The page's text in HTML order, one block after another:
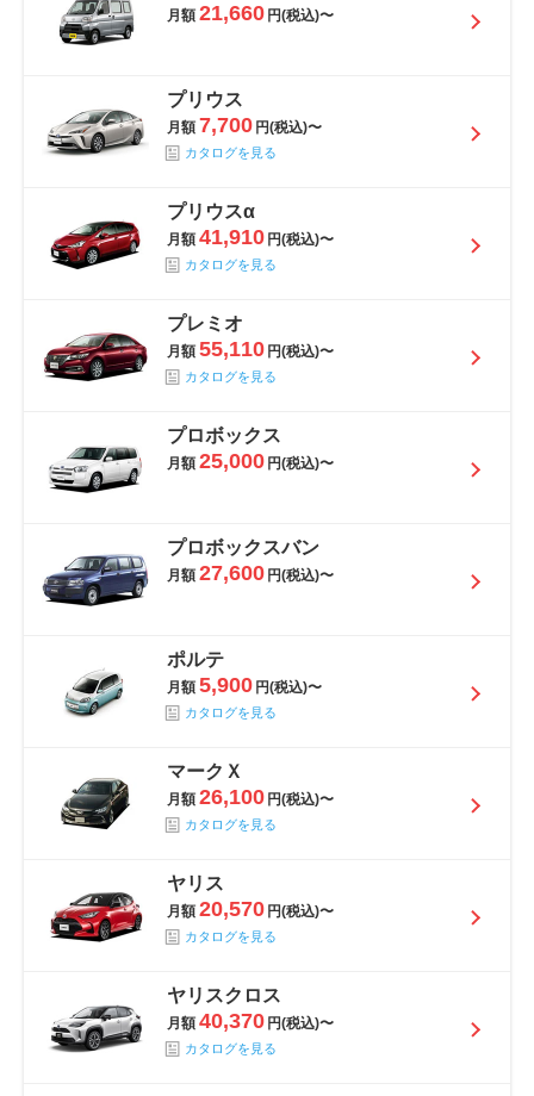
月額 21,660 円(税込)〜
プリウス
月額 7,700 円(税込)〜
カタログを見る
プリウスα
月額 41,910 円(税込)〜
カタログを見る
プレミオ
月額 55,110 円(税込)〜
カタログを見る
プロボックス
月額 25,000 円(税込)〜
プロボックスバン
月額 27,600 円(税込)〜
ポルテ
月額 5,900 円(税込)〜
カタログを見る
マークＸ
月額 26,100 円(税込)〜
カタログを見る
ヤリス
月額 20,570 円(税込)〜
カタログを見る
ヤリスクロス
月額 40,370 円(税込)〜
カタログを見る